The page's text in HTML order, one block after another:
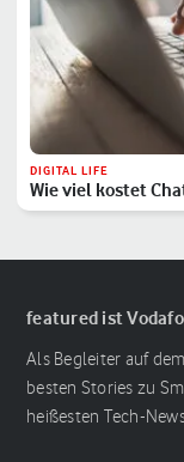
DIGITAL LIFE
Wie viel kostet
featured ist
Als Begleiter auf
besten Stories zu
heißesten Tech-